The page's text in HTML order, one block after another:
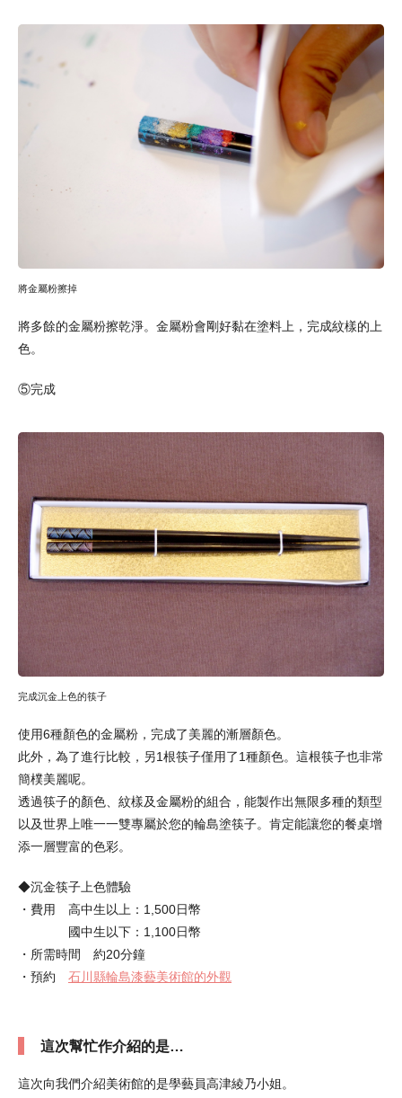
將金屬粉擦掉
將多餘的金屬粉擦乾淨。金屬粉會剛好黏在塗料上，完成紋樣的上
色。
⑤完成
完成沉金上色的筷子
使用6種顏色的金屬粉，完成了美麗的漸層顏色。
此外，為了進行比較，另1根筷子僅用了1種顏色。這根筷子也非常
簡樸美麗呢。
透過筷子的顏色、紋樣及金屬粉的組合，能製作出無限多種的類型
以及世界上唯一一雙專屬於您的輪島塗筷子。肯定能讓您的餐桌增
添一層豐富的色彩。
◆沉金筷子上色體驗
・費用 高中生以上：1,500日幣
國中生以下：1,100日幣
・所需時間 約20分鐘
・預約 石川縣輪島漆藝美術館的外觀
這次幫忙作介紹的是…
這次向我們介紹美術館的是學藝員高津綾乃小姐。